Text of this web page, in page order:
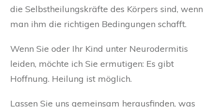
die Selbstheilungskräfte des Körpers sind, wenn
man ihm die richtigen Bedingungen schafft.
Wenn Sie oder Ihr Kind unter Neurodermitis
leiden, möchte ich Sie ermutigen: Es gibt
Hoffnung. Heilung ist möglich.
Lassen Sie uns gemeinsam herausfinden, was